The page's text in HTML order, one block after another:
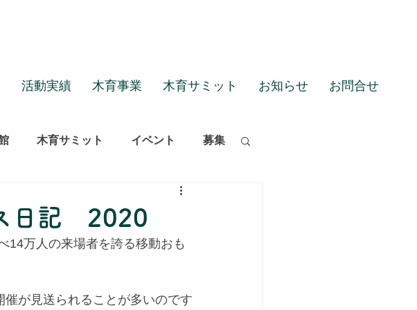
活動実績 木育事業 木育サミット お知らせ お問合せ
木育サミット イベント 募集
日記 2020
14万人の来場者を誇る移動おも
が見送られることが多いのです